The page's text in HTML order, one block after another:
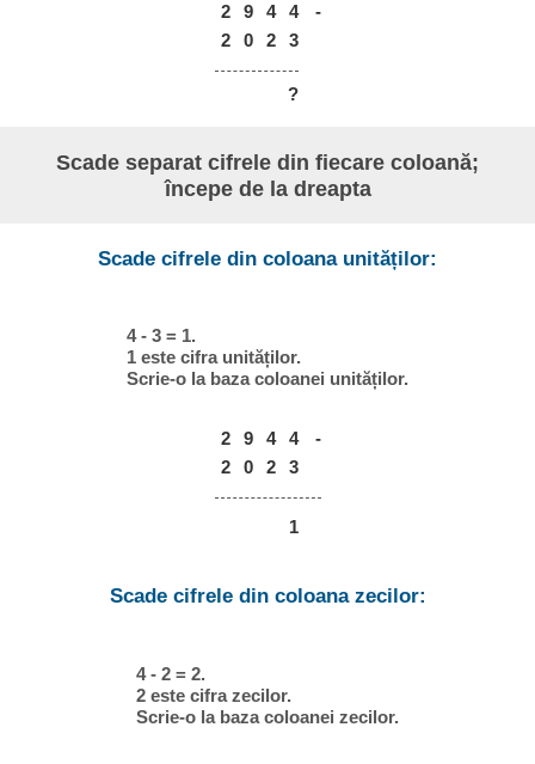
2 9 4 4
-
2
0 2 3
?
Scade separat cifrele din fiecare coloană;
începe de la dreapta
Scade cifrele din coloana unităților:
4 - 3 = 1.
1 este cifra unităților.
Scrie-o la baza coloanei unităților.
2 9 4 4
-
2
0 2 3
1
Scade cifrele din coloana zecilor:
4 - 2 = 2.
2 este cifra zecilor.
Scrie-o la baza coloanei zecilor.